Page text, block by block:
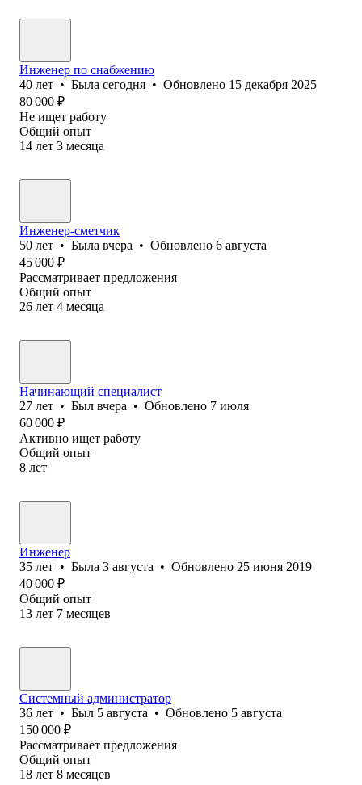
Инженер по снабжению
40 лет • Была сегодня • Обновлено 15 декабря 2025
80 000 ₽
Не ищет работу
Общий опыт
14 лет 3 месяца
Инженер-сметчик
50 лет • Была вчера • Обновлено 6 августа
45 000 ₽
Рассматривает предложения
Общий опыт
26 лет 4 месяца
Начинающий специалист
27 лет • Был вчера • Обновлено 7 июля
60 000 ₽
Активно ищет работу
Общий опыт
8 лет
Инженер
35 лет • Была 3 августа • Обновлено 25 июня 2019
40 000 ₽
Общий опыт
13 лет 7 месяцев
Системный администратор
36 лет • Был 5 августа • Обновлено 5 августа
150 000 ₽
Рассматривает предложения
Общий опыт
18 лет 8 месяцев